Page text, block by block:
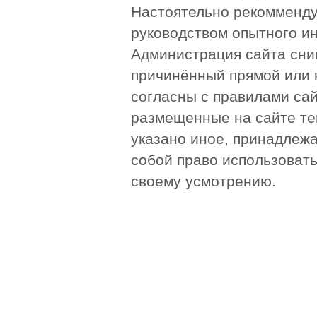
Настоятельно
руководством опытного
Администрация сайта
причинённый прямой или
согласны с правилами
размещенные на сайте
указано иное,
собой право
своему усмотрению.